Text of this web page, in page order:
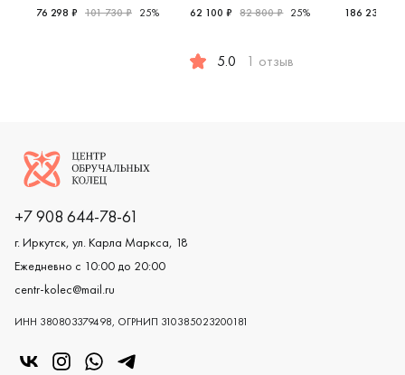
Женские, платина 950 пробы, дизайнерская, 1-0768-
76 298 ₽ 101 730 ₽ 25% 62 100 ₽ 82 800 ₽ 25%
5.0 1 отзыв
186 233 ₽
Логотип компании
+7 908 644-78-61
г. Иркутск, ул. Карла Маркса, 18
Ежедневно с 10:00 до 20:00
centr-kolec@mail.ru
ИНН 380803379498, ОГРНИП 310385023200181
«Центр колец» в VK
«Центр колец» в Instagram
«Центр колец» в Whatsapp
«Центр колец» в Telegram